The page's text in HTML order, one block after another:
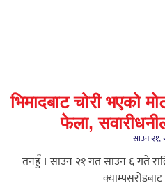
भिमादबाट चोरी भएको
फेला,
साउन २१,
तनहुँ । साउन २१ गत साउन ६ गते